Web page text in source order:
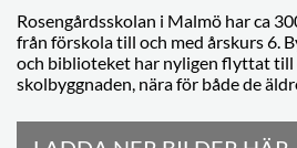
Rosengårdsskolan i Malmö har ca
från förskola till och med årskurs 6.
och biblioteket har nyligen flyttat till
skolbyggnaden, nära för både de